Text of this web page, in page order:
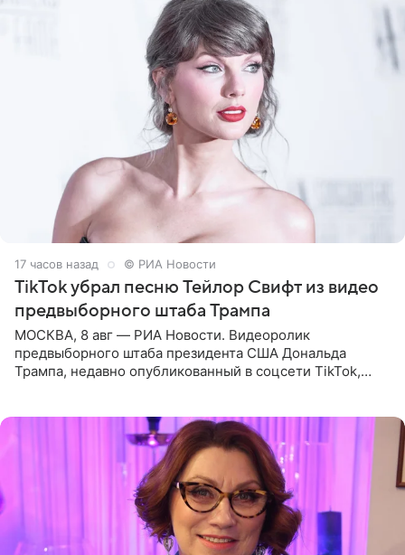
17 часов назад © РИА Новости
TikTok убрал песню Тейлор Свифт из видео
предвыборного штаба Трампа
МОСКВА, 8 авг — РИА Новости. Видеоролик
предвыборного штаба президента США Дональда
Трампа, недавно опубликованный в соцсети TikTok,